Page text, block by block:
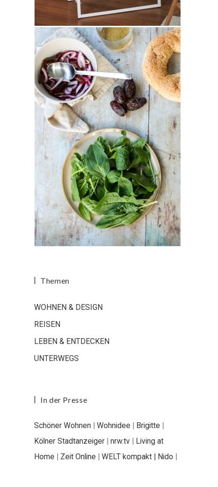
Themen
WOHNEN & DESIGN
REISEN
LEBEN & ENTDECKEN
UNTERWEGS
In der Presse
Schöner Wohnen | Wohnidee | Brigitte |
Kölner Stadtanzeiger | nrw.tv | Living at
Home | Zeit Online | WELT kompakt | Nido |